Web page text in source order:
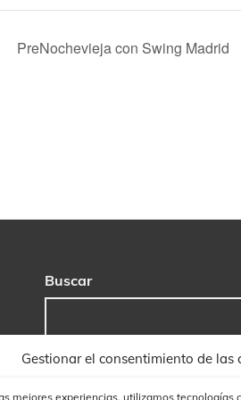
Gestionar el consentimiento de las
mejores experiencias, utilizamos tecnologías
PreNochevieja con Swing Madrid
Buscar